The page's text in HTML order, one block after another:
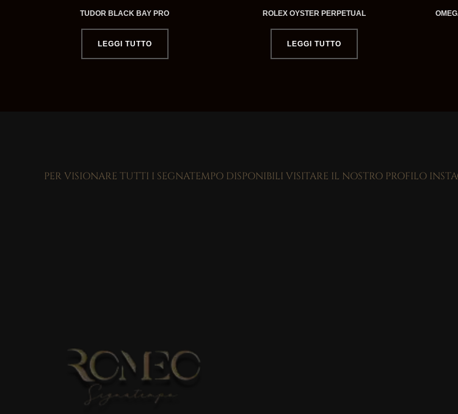
TUDOR BLACK BAY PRO
LEGGI TUTTO
ROLEX OYSTER PERPETUAL
LEGGI TUTTO
PER VISIONARE TUTTI I SEGNATEMPO DISPONIBILI VISITARE IL NOSTRO PROFILO